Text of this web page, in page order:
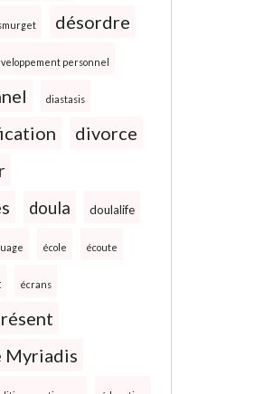
désordre
personnel
diastasis
divorce
doula doulalife
école écoute
écrans
Myriadis